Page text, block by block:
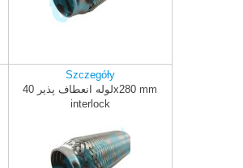
ADD TO CART
Szczegóły
لوله انعطاف پذیر 40x280 mm
interlock